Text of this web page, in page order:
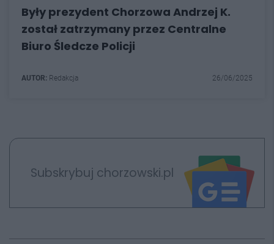
Były prezydent Chorzowa Andrzej K.
został zatrzymany przez Centralne
Biuro Śledcze Policji
AUTOR: Redakcja 26/06/2025
Subskrybuj chorzowski.pl